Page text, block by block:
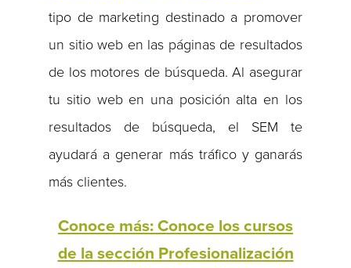
tipo de marketing destinado a promover
un sitio web en las páginas de resultados
de los motores de búsqueda. Al asegurar
tu sitio web en una posición alta en los
resultados de búsqueda, el SEM te
ayudará a generar más tráfico y ganarás
más clientes.
Conoce más: Conoce los cursos
de la sección Profesionalización